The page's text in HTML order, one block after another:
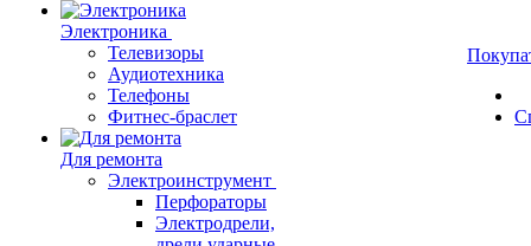
Электроника
Телевизоры
Аудиотехника
Телефоны
Фитнес-браслет
Для ремонта
Электроинструмент
Перфораторы
Электродрели,